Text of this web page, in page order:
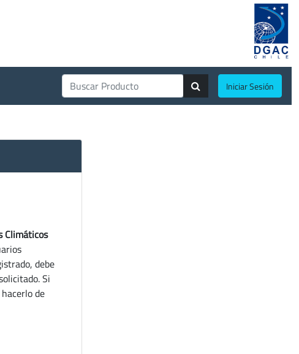
Iniciar Sesión
Climáticos
debe
Si
de